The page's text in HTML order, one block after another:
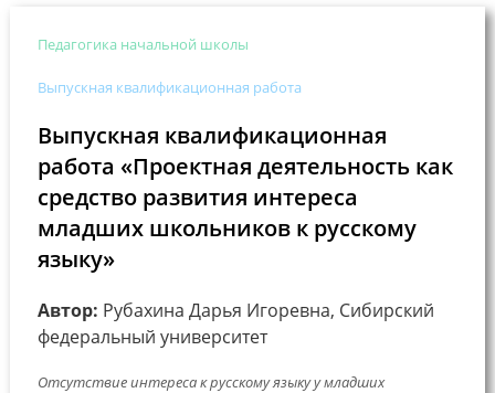
Педагогика начальной школы
Выпускная квалификационная работа
Выпускная квалификационная
работа «Проектная деятельность как
средство развития интереса
младших школьников к русскому
языку»
Автор: Рубахина Дарья Игоревна, Сибирский
федеральный университет
Отсутствие интереса к русскому языку у младших